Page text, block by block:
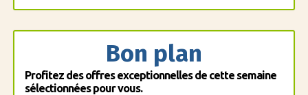
Bon plan
Profitez des offres exceptionnelles de cette semaine
sélectionnées pour vous.